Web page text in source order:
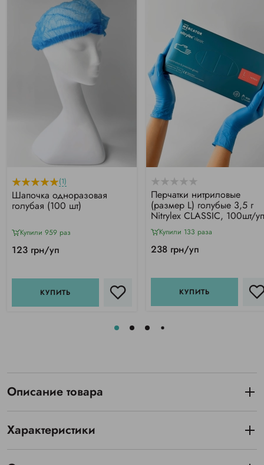
(1)
Шапочка одноразовая
голубая (100 шт)
Купили 959 раз
123 грн/уп
КУПИТЬ
Перчатки нитриловые
(размер L) голубые 3,5 г
Nitrylex CLASSIC, 100шт/уп
Купили 133 раза
238 грн/уп
КУПИТЬ
Описание товара
Характеристики